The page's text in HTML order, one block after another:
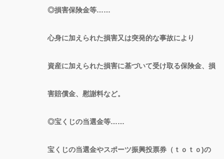
◎損害保険金等……
心身に加えられた損害又は突発的な事故により
資産に加えられた損害に基づいて受け取る保険金、損
害賠償金、慰謝料など。
◎宝くじの当選金等……
宝くじの当選金やスポーツ振興投票券（ｔｏｔｏ)の